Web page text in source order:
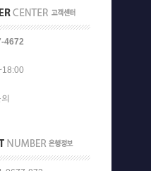
4672